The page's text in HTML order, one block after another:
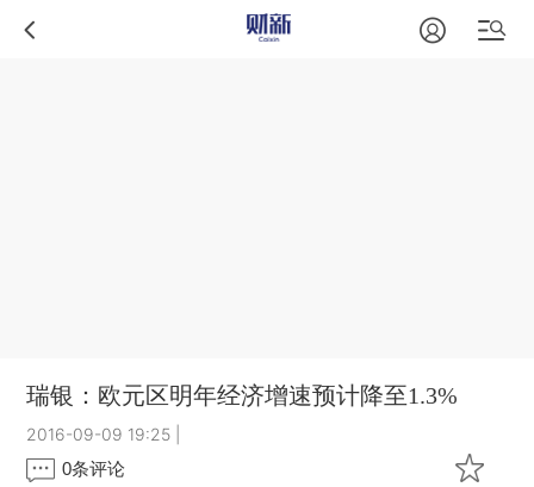
瑞银：欧元区明年经济增速预计降至1.3%
2016-09-09 19:25
0条评论